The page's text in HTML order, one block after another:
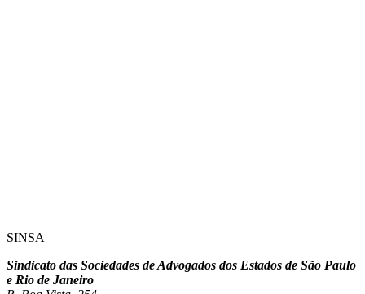
SINSA
Sindicato das Sociedades de Advogados dos Estados de São Paulo
e Rio de Janeiro